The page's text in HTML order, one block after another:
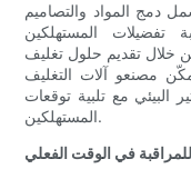
دمج المواد والتصاميم
تفضيلات المستهلكين
خلال تقديم حلول تغليف
مصنعو آلات التغليف
مع تلبية توقعات
المستهلكين.
للمراقبة في الوقت الفعلي